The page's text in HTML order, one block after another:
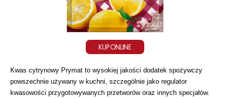
KUP ONLINE
Kwas cytrynowy Prymat to wysokiej jakości dodatek spożywczy
powszechnie używany w kuchni, szczególnie jako regulator
kwasowości przygotowywanych przetworów oraz innych specjałów.